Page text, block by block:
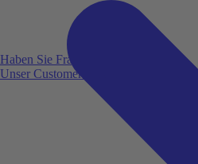
Haben Sie Fragen?
Unser Customer Service ist für Sie da!